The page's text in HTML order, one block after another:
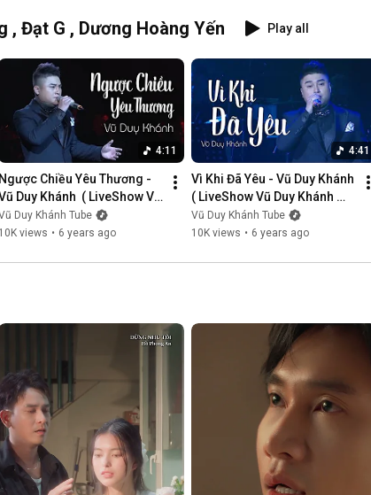
, Đạt G , Dương Hoàng Yến Play all
4:11
Ngược Chiều Yêu Thương -
Duy Khánh  ( LiveShow Vũ
Khánh 2019 Phần 3/21 )
Duy Khánh Tube
10K views • 6 years ago
4:41
Vì Khi Đã Yêu - Vũ Duy Khánh
( LiveShow Vũ Duy Khánh
2019 Phần 4/21 )
Vũ Duy Khánh Tube
10K views • 6 years ago